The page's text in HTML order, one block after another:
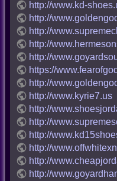
http://www.kd-
http://
http://
http://
http://
https://
http://
http://www.kyrie7.us
http://
http://
http://
http://
http://
http://